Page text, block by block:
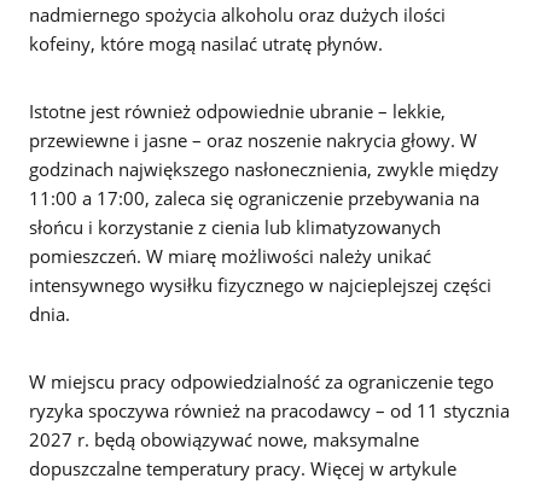
nadmiernego spożycia alkoholu oraz dużych ilości
kofeiny, które mogą nasilać utratę płynów.
Istotne jest również odpowiednie ubranie – lekkie,
przewiewne i jasne – oraz noszenie nakrycia głowy. W
godzinach największego nasłonecznienia, zwykle między
11:00 a 17:00, zaleca się ograniczenie przebywania na
słońcu i korzystanie z cienia lub klimatyzowanych
pomieszczeń. W miarę możliwości należy unikać
intensywnego wysiłku fizycznego w najcieplejszej części
dnia.
W miejscu pracy odpowiedzialność za ograniczenie tego
ryzyka spoczywa również na pracodawcy – od 11 stycznia
2027 r. będą obowiązywać nowe, maksymalne
dopuszczalne temperatury pracy. Więcej w artykule